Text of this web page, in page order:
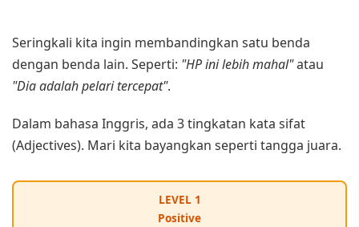
Seringkali kita ingin membandingkan satu benda
dengan benda lain. Seperti: "HP ini lebih mahal"atau
"Dia adalah pelari tercepat".
Dalam bahasa Inggris, ada 3 tingkatan kata sifat
(Adjectives). Mari kita bayangkan seperti tangga juara.
LEVEL 1
Positive